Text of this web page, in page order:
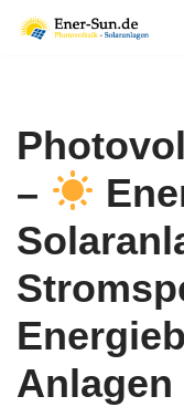
–
Anlagen